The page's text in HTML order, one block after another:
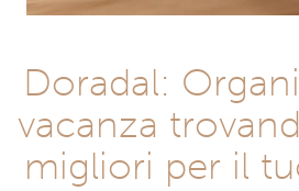
Doradal:
vacanza
migliori per il